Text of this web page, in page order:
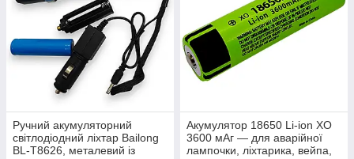
Ручний акумуляторний
світлодіодний ліхтар Bailong
BL-T8626, металевий із
Акумулятор 18650 Li-ion XO
3600 мАг — для аварійної
лампочки, ліхтарика, вейпа,